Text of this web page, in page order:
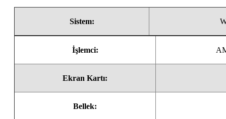
Sistem:
İşlemci:
Ekran Kartı:
Bellek: